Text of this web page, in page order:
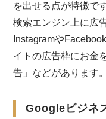
を出せる点が特徴です
検索エンジン上に広
Instagramや
イトの広告枠にお金
告」などがあります。
Googleビジネ